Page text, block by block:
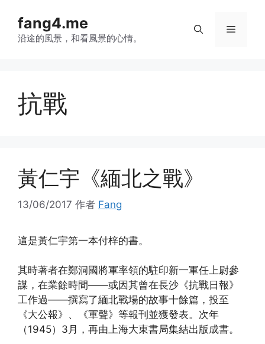
fang4.me
沿途的風景，和看風景的心情。
菜
抗戰
黃仁宇《緬北之戰》
13/06/2017 作者 Fang
這是黃仁宇第一本付梓的書。
其時著者在鄭洞國將軍率領的駐印新一軍任上尉參
謀，在業餘時間——或因其曾在長沙《抗戰日報》
工作過——撰寫了緬北戰場的故事十餘篇，投至
《大公報》、《軍聲》等報刊並獲發表。次年
（1945）3月，再由上海大東書局集結出版成書。